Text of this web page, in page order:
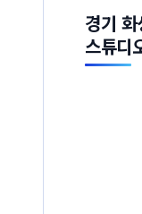
경기
스튜디